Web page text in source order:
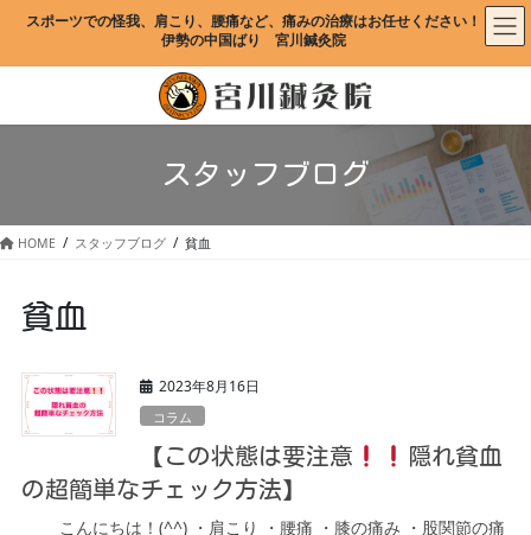
テ
ゲ
動
スポーツでの怪我、肩こり、腰痛など、痛みの治療はお任せください！
伊勢の中国ばり　宮川鍼灸院
スタッフブログ
HOME スタッフブログ 貧血
貧血
2023年8月16日
コラム
【この状態は要注意
隠れ貧血
の超簡単なチェック方法】
こんにちは！(^^) ・肩こり ・腰痛 ・膝の痛み ・股関節の痛